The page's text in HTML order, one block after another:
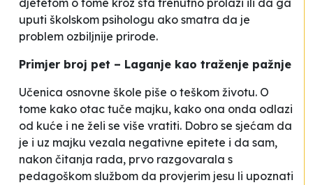
djetetom o tome kroz šta trenutno prolazi ili da ga
uputi školskom psihologu ako smatra da je
problem ozbiljnije prirode.
Primjer broj pet – Laganje kao traženje pažnje
Učenica osnovne škole piše o teškom životu. O
tome kako otac tuče majku, kako ona onda odlazi
od kuće i ne želi se više vratiti. Dobro se sjećam da
je i uz majku vezala negativne epitete i da sam,
nakon čitanja rada, prvo razgovarala s
pedagoškom službom da provjerim jesu li upoznati